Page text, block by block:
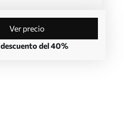
Ver precio
descuento del 40%